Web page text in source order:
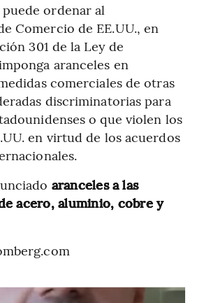
ordenar al
Comercio de EE.UU., en
301 de la Ley de
aranceles en
comerciales de otras
discriminatorias para
o que violen los
en virtud de los acuerdos
aranceles a las
acero, aluminio, cobre y